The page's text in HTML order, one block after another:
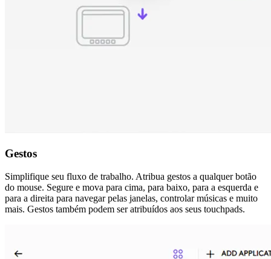
Gestos
Simplifique seu fluxo de trabalho. Atribua gestos a qualquer botão
do mouse. Segure e mova para cima, para baixo, para a esquerda e
para a direita para navegar pelas janelas, controlar músicas e muito
mais. Gestos também podem ser atribuídos aos seus touchpads.